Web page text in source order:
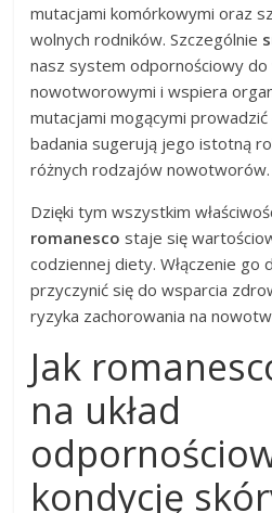
mutacjami komórkowymi oraz
wolnych rodników. Szczególnie
nasz system odpornościowy do
nowotworowymi i wspiera
mutacjami mogącymi
badania sugerują jego istotną
różnych rodzajów nowotworów.
Dzięki tym wszystkim
romanesco staje się
codziennej diety. Włączenie go
przyczynić się do wsparcia
ryzyka zachorowania na
Jak
na układ
kondycję